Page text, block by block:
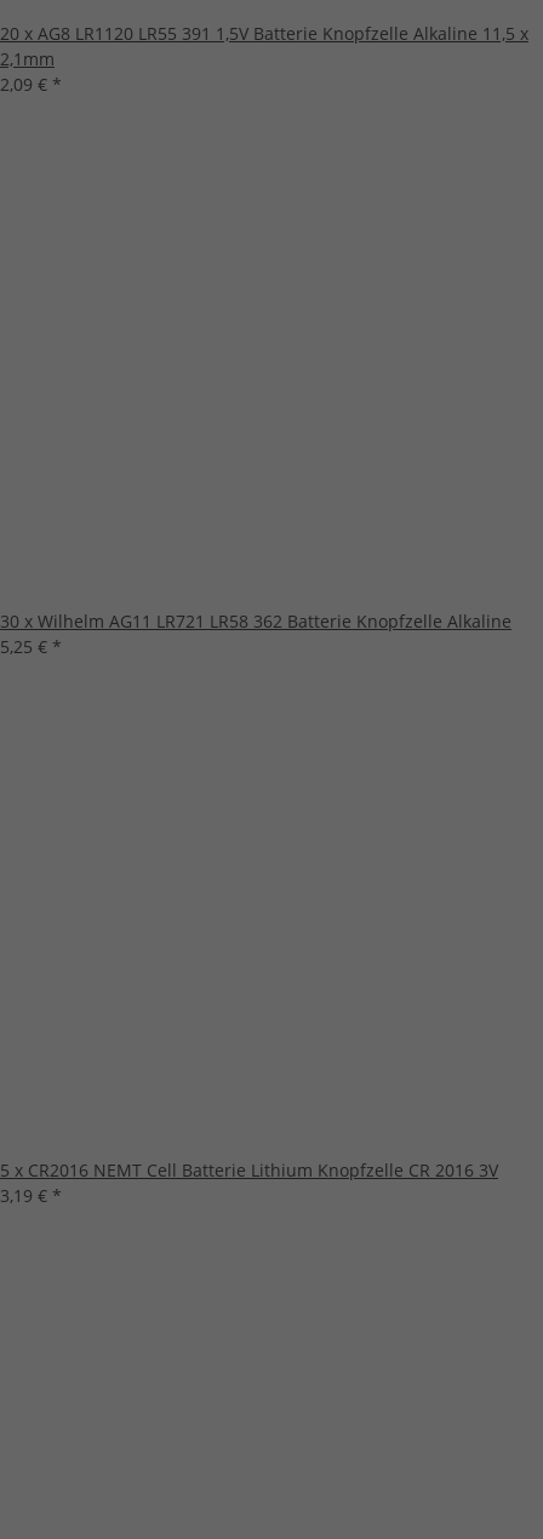
20 x AG8 LR1120 LR55 391 1,5V Batterie Knopfzelle Alkaline 11,5 x
2,1mm
2,09 € *
30 x Wilhelm AG11 LR721 LR58 362 Batterie Knopfzelle Alkaline
5,25 € *
5 x CR2016 NEMT Cell Batterie Lithium Knopfzelle CR 2016 3V
3,19 € *